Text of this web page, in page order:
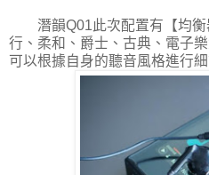
潛韻Q01此次配置有【均衡
行、柔和、爵士、古典、電子
可以根據自身的聽音風格進行細